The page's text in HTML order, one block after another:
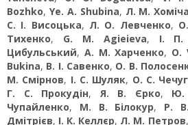
Bozhko, Yе. A. Shubina, Л. М.
С. І. Висоцька, Л. О. Левченко,
Тихенко, G. М. Agieieva, І. П.
Цибульський, А. М. Харченко, O.
Bukina, В. І. Савенко, О. В.
М. Смірнов, І. С. Шуляк, О. С.
Г. С. Прокудін, Я. В. Єрко, Ю.
Чупайленко, М. В. Білокур, Р.
Дмітрієв, І. К. Келлєр, Л. М. Петров,